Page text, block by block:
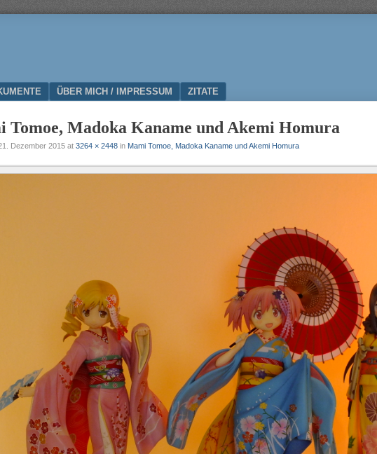
ÜBER MICH / IMPRESSUM ZITATE
Tomoe, Madoka Kaname und Akemi Homura
Dezember 2015 at 3264 × 2448 in Mami Tomoe, Madoka Kaname und Akemi Homura